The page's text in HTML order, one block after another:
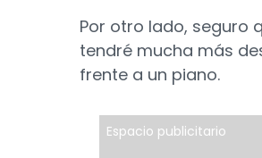
Por otro lado, seguro
tendré mucha más
frente a un piano.
Espacio publicitario